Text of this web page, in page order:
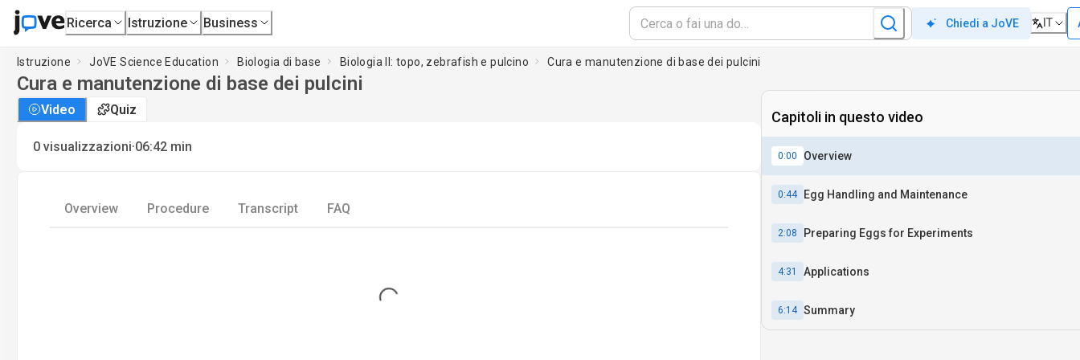
Ricerca Istruzione Business Chiedi a JoVE IT
Istruzione JoVE Science Education Biologia di base Biologia II: topo, zebrafish e pulcino Cura e manutenzione di base dei pulcini
Cura e manutenzione di base dei pulcini
Video Quiz
0 visualizzazioni·06:42 min
Overview Procedure Transcript FAQ
Loading...
Capitoli in questo video
0:00 Overview
0:44 Egg Handling and Maintenance
2:08 Preparing Eggs for Experiments
4:31 Applications
6:14 Summary